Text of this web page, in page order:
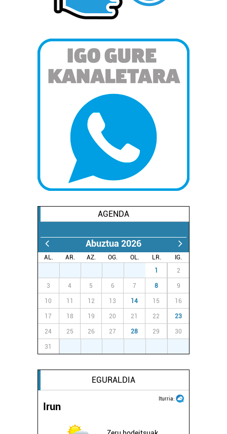
AGENDA
Abuztua 2026
AL. AR. AZ. OG. OL. LR.
IG.
1 2
3 4 5 6 7 8 9
10 11 12 13 14 15 16
17 18 19 20 21 22 23
24 25 26 27 28 29 30
31
EGURALDIA
Iturria:
Irun